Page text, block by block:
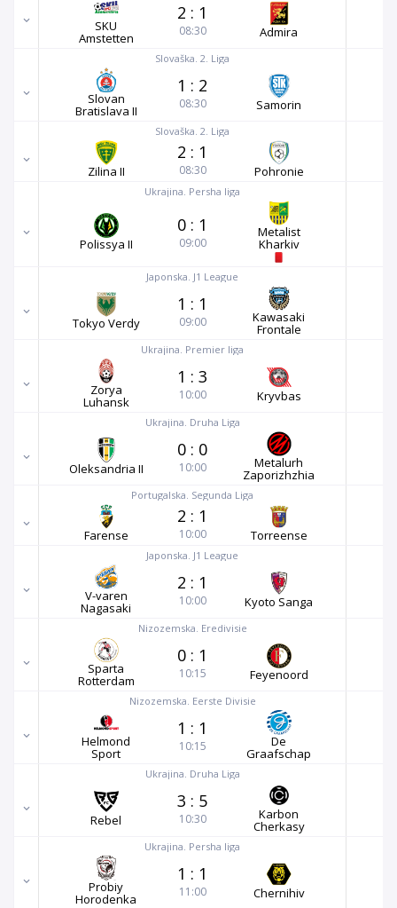
SKU
Amstetten
2 : 1
08:30 Admira
Slovaška. 2. Liga
Slovan
Bratislava II
1 : 2
08:30 Samorin
Slovaška. 2. Liga
Zilina II
2 : 1
08:30 Pohronie
Ukrajina. Persha liga
Polissya II
0 : 1
09:00
Metalist
Kharkiv
Japonska. J1 League
Tokyo Verdy
1 : 1
09:00 Kawasaki
Frontale
Ukrajina. Premier liga
Zorya
Luhansk
1 : 3
10:00 Kryvbas
Ukrajina. Druha Liga
Oleksandria II
0 : 0
10:00 Metalurh
Zaporizhzhia
Portugalska. Segunda Liga
Farense
2 : 1
10:00 Torreense
Japonska. J1 League
V-varen
Nagasaki
2 : 1
10:00 Kyoto Sanga
Nizozemska. Eredivisie
Sparta
Rotterdam
0 : 1
10:15 Feyenoord
Nizozemska. Eerste Divisie
Helmond
Sport
1 : 1
10:15 De
Graafschap
Ukrajina. Druha Liga
Rebel
3 : 5
10:30 Karbon
Cherkasy
Ukrajina. Persha liga
Probiy
Horodenka
1 : 1
11:00 Chernihiv